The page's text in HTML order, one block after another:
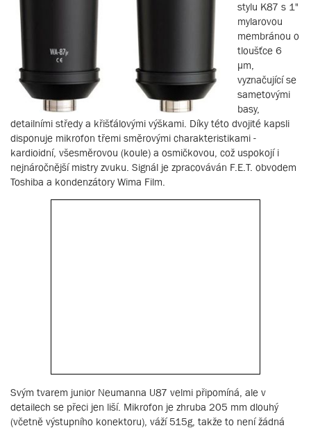
stylu K87 s 1"
mylarovou
membránou o
tloušťce 6
µm,
vyznačující se
sametovými
basy,
detailními středy a křišťálovými výškami. Díky této dvojité kapsli
disponuje mikrofon třemi směrovými charakteristikami -
kardioidní, všesměrovou (koule) a osmičkovou, což uspokojí i
nejnáročnější mistry zvuku. Signál je zpracováván F.E.T. obvodem
Toshiba a kondenzátory Wima Film.
Svým tvarem junior Neumanna U87 velmi připomíná, ale v
detailech se přeci jen liší. Mikrofon je zhruba 205 mm dlouhý
(včetně výstupního konektoru), váží 515g, takže to není žádná